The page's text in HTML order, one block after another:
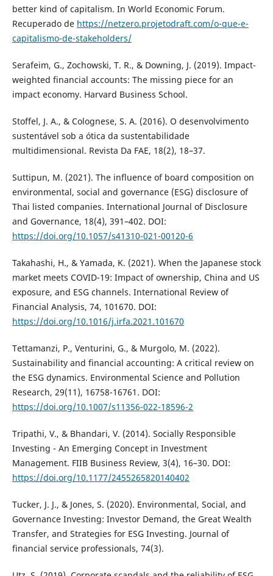
better kind of capitalism. In World Economic Forum.
Recuperado de https://netzero.projetodraft.com/o-que-e-
capitalismo-de-stakeholders/
Serafeim, G., Zochowski, T. R., & Downing, J. (2019). Impact-
weighted financial accounts: The missing piece for an
impact economy. Harvard Business School.
Stoffel, J. A., & Colognese, S. A. (2016). O desenvolvimento
sustentável sob a ótica da sustentabilidade
multidimensional. Revista Da FAE, 18(2), 18–37.
Suttipun, M. (2021). The influence of board composition on
environmental, social and governance (ESG) disclosure of
Thai listed companies. International Journal of Disclosure
and Governance, 18(4), 391–402. DOI:
https://doi.org/10.1057/s41310-021-00120-6
Takahashi, H., & Yamada, K. (2021). When the Japanese stock
market meets COVID-19: Impact of ownership, China and US
exposure, and ESG channels. International Review of
Financial Analysis, 74, 101670. DOI:
https://doi.org/10.1016/j.irfa.2021.101670
Tettamanzi, P., Venturini, G., & Murgolo, M. (2022).
Sustainability and financial accounting: A critical review on
the ESG dynamics. Environmental Science and Pollution
Research, 29(11), 16758-16761. DOI:
https://doi.org/10.1007/s11356-022-18596-2
Tripathi, V., & Bhandari, V. (2014). Socially Responsible
Investing - An Emerging Concept in Investment
Management. FIIB Business Review, 3(4), 16–30. DOI:
https://doi.org/10.1177/2455265820140402
Tucker, J. J., & Jones, S. (2020). Environmental, Social, and
Governance Investing: Investor Demand, the Great Wealth
Transfer, and Strategies for ESG Investing. Journal of
financial service professionals, 74(3).